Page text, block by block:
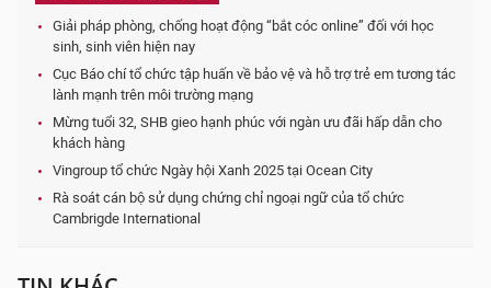
Giải pháp phòng, chống hoạt động “bắt cóc online” đối với học
sinh, sinh viên hiện nay
Cục Báo chí tổ chức tập huấn về bảo vệ và hỗ trợ trẻ em tương tác
lành mạnh trên môi trường mạng
Mừng tuổi 32, SHB gieo hạnh phúc với ngàn ưu đãi hấp dẫn cho
khách hàng
Vingroup tổ chức Ngày hội Xanh 2025 tại Ocean City
Rà soát cán bộ sử dụng chứng chỉ ngoại ngữ của tổ chức
Cambrigde International